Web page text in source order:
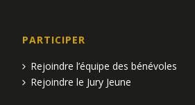
PARTICIPER
Rejoindre l’équipe des bénévoles
Rejoindre le Jury Jeune